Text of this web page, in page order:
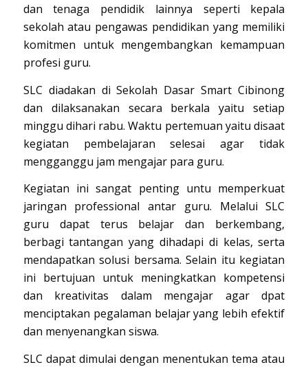
dan tenaga pendidik lainnya seperti kepala
sekolah atau pengawas pendidikan yang memiliki
komitmen untuk mengembangkan kemampuan
profesi guru.
SLC diadakan di Sekolah Dasar Smart Cibinong
dan dilaksanakan secara berkala yaitu setiap
minggu dihari rabu. Waktu pertemuan yaitu disaat
kegiatan pembelajaran selesai agar tidak
mengganggu jam mengajar para guru.
Kegiatan ini sangat penting untu memperkuat
jaringan professional antar guru. Melalui SLC
guru dapat terus belajar dan berkembang,
berbagi tantangan yang dihadapi di kelas, serta
mendapatkan solusi bersama. Selain itu kegiatan
ini bertujuan untuk meningkatkan kompetensi
dan kreativitas dalam mengajar agar dpat
menciptakan pegalaman belajar yang lebih efektif
dan menyenangkan siswa.
SLC dapat dimulai dengan menentukan tema atau